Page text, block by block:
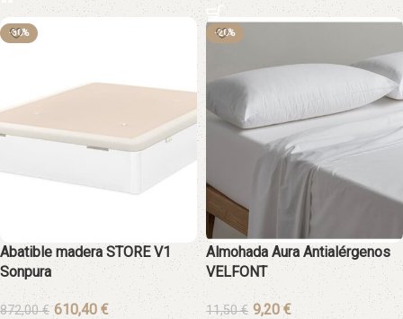
-30%
Abatible madera STORE V1
Sonpura
872,00€ €
-20%
Almohada Aura Antialérgenos
VELFONT
11,50€ €